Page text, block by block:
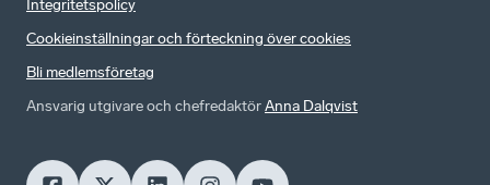
Integritetspolicy
Cookieinställningar och förteckning över cookies
Bli medlemsföretag
Ansvarig utgivare och chefredaktörAnna Dalqvist